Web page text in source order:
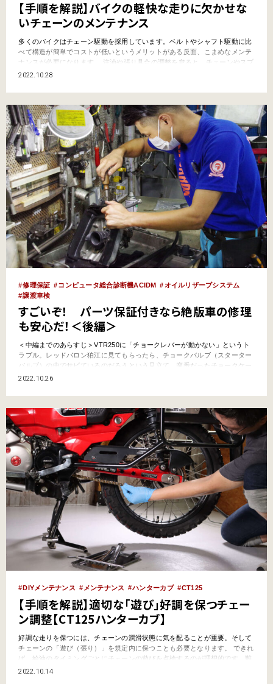
【手順を解説】バイクの軽快な走りに欠かせな
いチェーンのメンテナンス
多くのバイクはチェーン駆動を採用しています。ベルトやシャフト駆動に比
べて構造が簡単でコストが低いというメリットがある反面、こまめなメンテ
ナンスが必要になります。 注油や張り具合の調整を怠ると、チェーンやスプ
ロケットの磨耗が進んで交換サイクルが短くなるので、整備費用がかさんで
りが損なわれてしまいます。 だからこそ、定期的なメ…
2022.10.28
修理保証 コンピュータ総合診断機ACIDM
オイルリザーブシステム
譲渡車検
すごいぞ！ パーツ保証付きなら絶版車の修理
も安心だ！＜後編＞
＜中編までのあらすじ＞VTR250に「チョークレバーが動かない」というト
ラブル。レッドバロン狛江に見てもらったら、チョークバルブ（スターター
バルブ）の中でサビているのだろうという見立て。廃番だったチョークケー
ブルも、レッドバロンのパーツ保証制度のおかげでリパーツ（再生パーツ）
がしかし、ここで問題発生！ バルブ内のプランジャーが固着…
2022.10.26
DIYメンテナンス メンテナンス ハンターカブ CT125
【手順を解説】適切な「遊び」好調を保つチェー
ン調整【CT125ハンターカブ】
好調な走りを保つには、チェーンの潤滑状態に気を配ることが重要。そして
チェーンの「遊び（張り）」を規定内に保つことも必要となります。 できれ
ば、給油のタイミングごとにチェーンの遊びを点検するのが理想的です。難
しいようであれば、少なくとも1000kmに一度くらいはチェーンの注油と遊
2022.10.14